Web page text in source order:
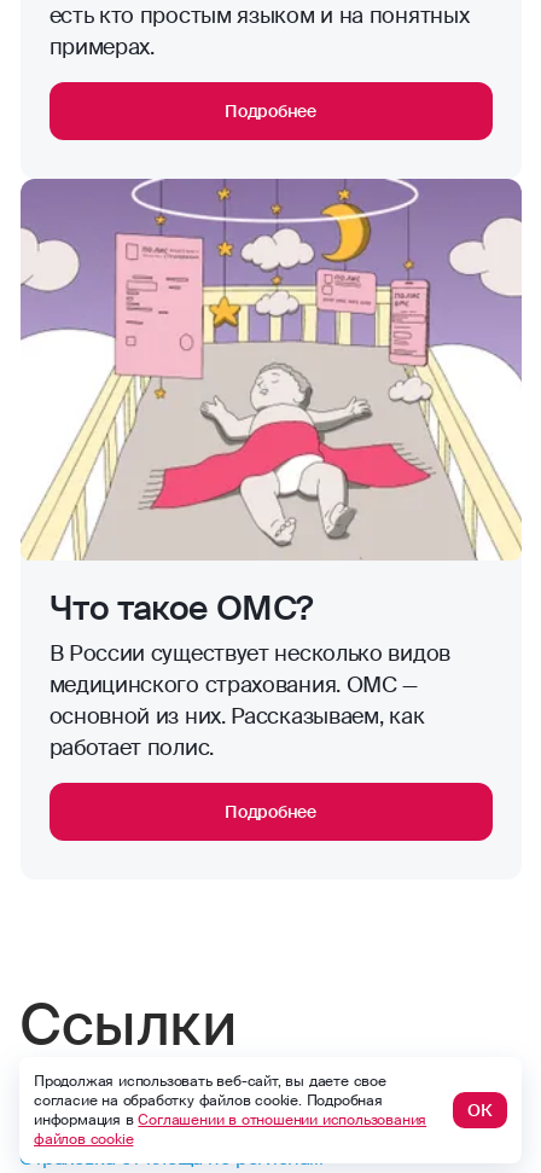
есть кто простым языком и на понятных
примерах.
Подробнее
Что такое ОМС?
В России существует несколько видов
медицинского страхования. ОМС —
основной из них. Рассказываем, как
работает полис.
Подробнее
Ссылки
Калькулятор
Страховка от клеща по регионам
Продолжая использовать веб-сайт, вы даете свое
согласие на обработку файлов cookie. Подробная
информация вСоглашении в отношении использования
файлов cookie
ОК